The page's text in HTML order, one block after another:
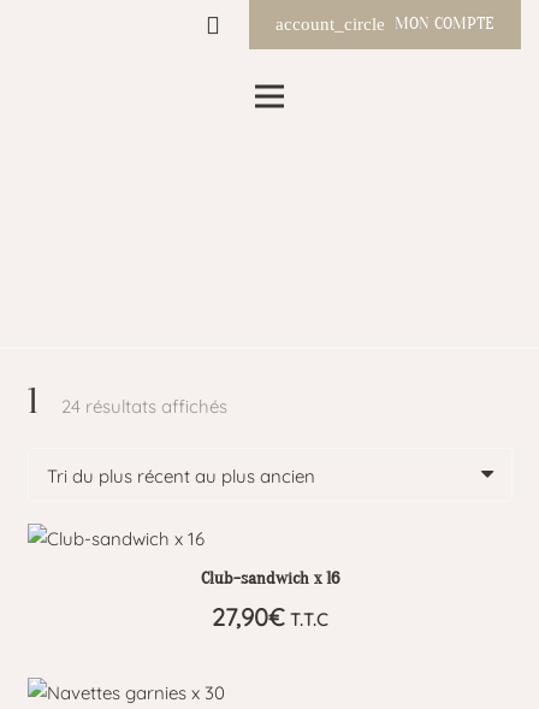
account_circle MON COMPTE
1 24 résultats affichésTrié
plus
ancien
Club-sandwich x 16
27,90€ T.T.C